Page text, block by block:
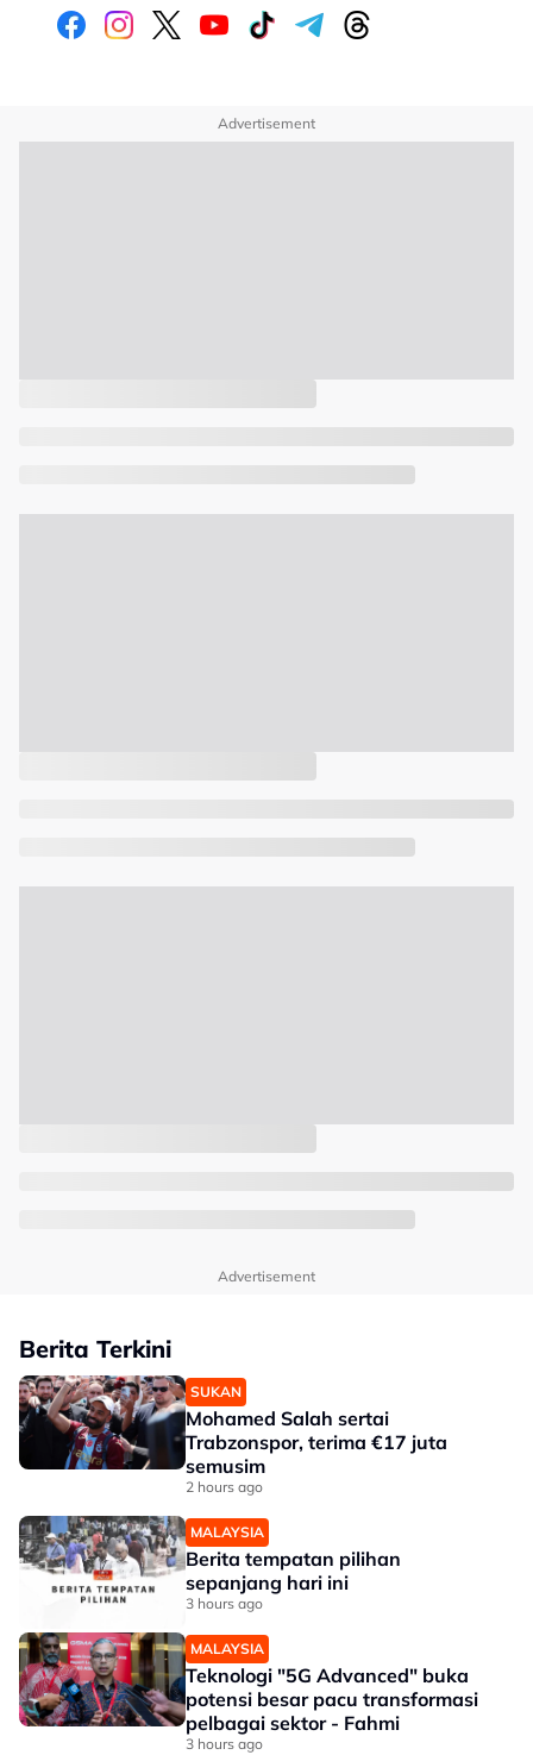
Advertisement
Advertisement
Berita Terkini
SUKAN
Mohamed Salah sertai
Trabzonspor, terima €17 juta
semusim
2 hours ago
MALAYSIA
Berita tempatan pilihan
sepanjang hari ini
3 hours ago
MALAYSIA
Teknologi "5G Advanced" buka
potensi besar pacu transformasi
pelbagai sektor - Fahmi
3 hours ago